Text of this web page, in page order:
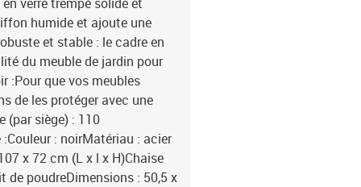
humide et ajoute une
et stable : le cadre en
du meuble de jardin pour
:Pour que vos meubles
de les protéger avec une
(par siège) : 110
: noirMatériau : acier
x 72 cm (L x l x H)Chaise
de poudreDimensions : 50,5 x